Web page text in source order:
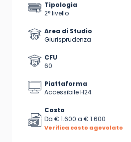
Tipologia
2° livello
Area di Studio
Giurisprudenza
CFU
60
Piattaforma
Accessibile H24
Costo
Da € 1.600 a € 1.600
Verifica costo agevolato